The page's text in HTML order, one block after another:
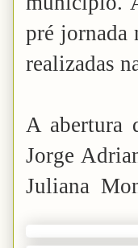
pré jornada
realizadas
A abertura
Jorge
Juliana